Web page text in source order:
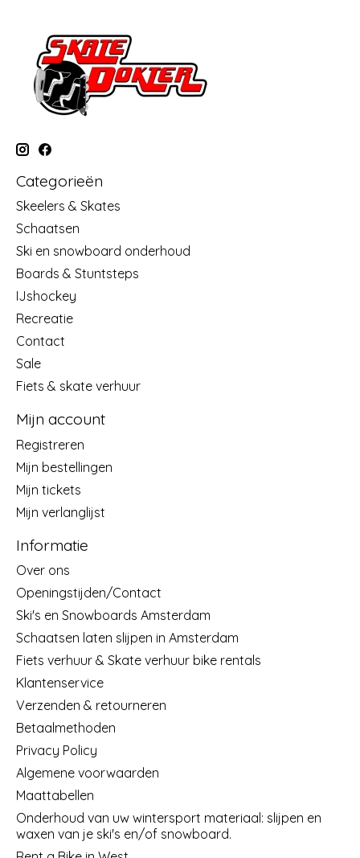
Categorieën
Skeelers & Skates
Schaatsen
Ski en snowboard onderhoud
Boards & Stuntsteps
IJshockey
Recreatie
Contact
Sale
Fiets & skate verhuur
Mijn account
Registreren
Mijn bestellingen
Mijn tickets
Mijn verlanglijst
Informatie
Over ons
Openingstijden/Contact
Ski's en Snowboards Amsterdam
Schaatsen laten slijpen in Amsterdam
Fiets verhuur & Skate verhuur bike rentals
Klantenservice
Verzenden & retourneren
Betaalmethoden
Privacy Policy
Algemene voorwaarden
Maattabellen
Onderhoud van uw wintersport materiaal: slijpen en
waxen van je ski's en/of snowboard.